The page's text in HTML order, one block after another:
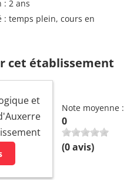
: 2 ans
: temps plein, cours en
cet établissement
et
Note moyenne :
0
(0avis)